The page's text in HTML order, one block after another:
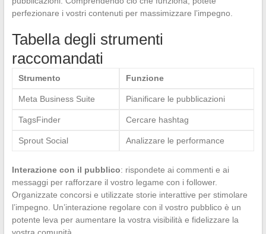
perfezionare i vostri contenuti per massimizzare l’impegno.
Tabella degli strumenti
raccomandati
Strumento Funzione
Meta Business Suite Pianificare le pubblicazioni
TagsFinder Cercare hashtag
Sprout Social Analizzare le performance
Interazione con il pubblico: rispondete ai commenti e ai
messaggi per rafforzare il vostro legame con i follower.
Organizzate concorsi e utilizzate storie interattive per stimolare
l’impegno. Un’interazione regolare con il vostro pubblico è un
potente leva per aumentare la vostra visibilità e fidelizzare la